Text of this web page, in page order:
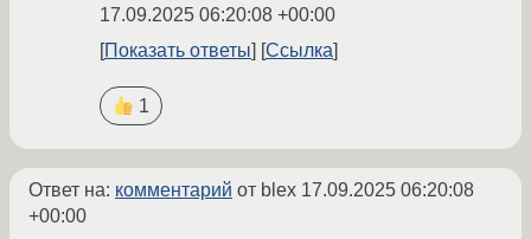
17.09.2025 06:20:08 +00:00
Показать ответы
Ссылка
1
Ответ на: комментарий от blex 17.09.2025 06:20:08
+00:00